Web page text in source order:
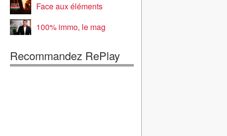
Face aux éléments
100% immo, le mag
Recommandez RePlay